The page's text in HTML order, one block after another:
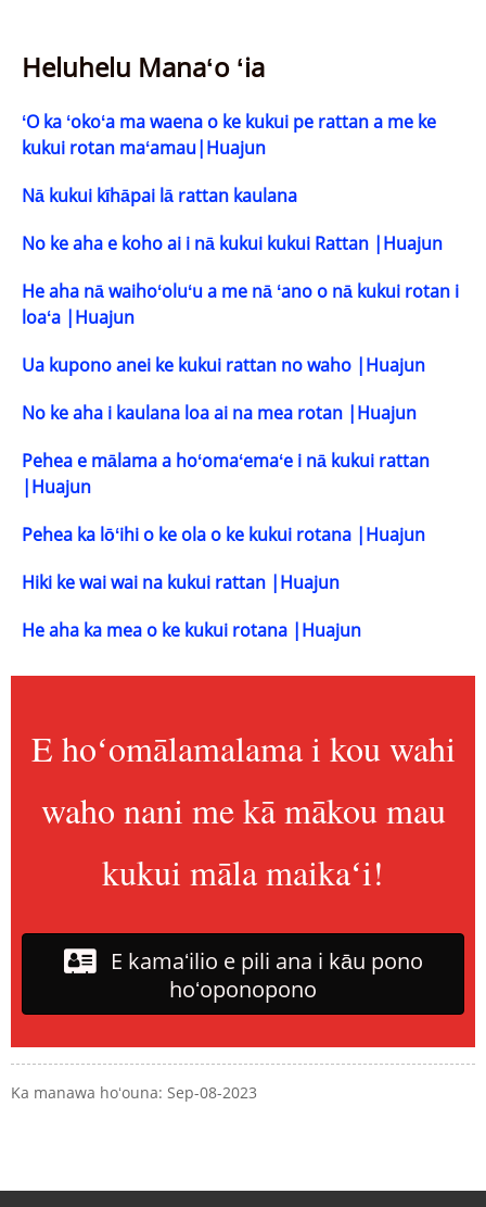
Heluhelu Manaʻo ʻia
ʻO ka ʻokoʻa ma waena o ke kukui pe rattan a me ke
kukui rotan maʻamau|Huajun
Nā kukui kīhāpai lā rattan kaulana
No ke aha e koho ai i nā kukui kukui Rattan |Huajun
He aha nā waihoʻoluʻu a me nā ʻano o nā kukui rotan i
loaʻa |Huajun
Ua kupono anei ke kukui rattan no waho |Huajun
No ke aha i kaulana loa ai na mea rotan |Huajun
Pehea e mālama a hoʻomaʻemaʻe i nā kukui rattan
|Huajun
Pehea ka lōʻihi o ke ola o ke kukui rotana |Huajun
Hiki ke wai wai na kukui rattan |Huajun
He aha ka mea o ke kukui rotana |Huajun
E hoʻomālamalama i kou wahi
waho nani me kā mākou mau
kukui māla maikaʻi!
E kamaʻilio e pili ana i kāu pono
hoʻoponopono
Ka manawa hoʻouna: Sep-08-2023